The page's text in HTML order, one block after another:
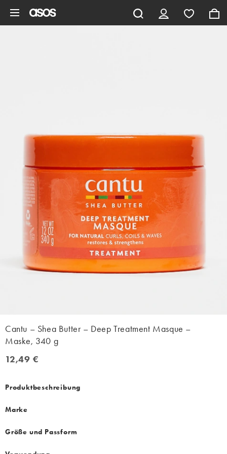
Cantu – Shea Butter – Deep Treatment Masque –
Maske, 340 g
12,49 €
12,49 €
Produktbeschreibung
Marke
Größe und Passform